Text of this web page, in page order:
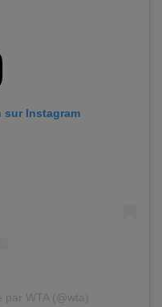
sur Instagram
WTA (@wta)